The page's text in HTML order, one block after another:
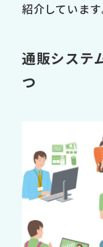
紹介しています
通販システ
つ